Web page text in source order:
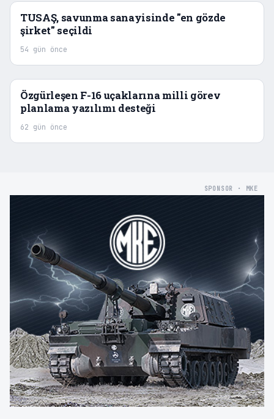
TUSAŞ, savunma sanayisinde "en gözde
şirket" seçildi
54 gün önce
Özgürleşen F-16 uçaklarına milli görev
planlama yazılımı desteği
62 gün önce
SPONSOR · MKE